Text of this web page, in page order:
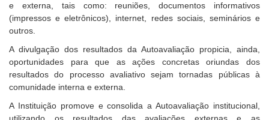
e externa, tais como: reuniões, documentos informativos
(impressos e eletrônicos), internet, redes sociais, seminários e
outros.
A divulgação dos resultados da Autoavaliação propicia, ainda,
oportunidades para que as ações concretas oriundas dos
resultados do processo avaliativo sejam tornadas públicas à
comunidade interna e externa.
A Instituição promove e consolida a Autoavaliação institucional,